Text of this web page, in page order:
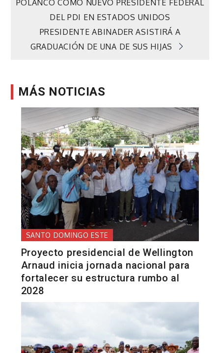
entradas
POLANCO COMO NUEVO PRESIDENTE FEDERAL
DEL PDI EN ESTADOS UNIDOS
PRESIDENTE ABINADER ASISTIRÁ A
GRADUACIÓN DE UNA DE SUS HIJAS
MÁS NOTICIAS
SANTO DOMINGO ESTE
Proyecto presidencial de Wellington
Arnaud inicia jornada nacional para
fortalecer su estructura rumbo al
2028